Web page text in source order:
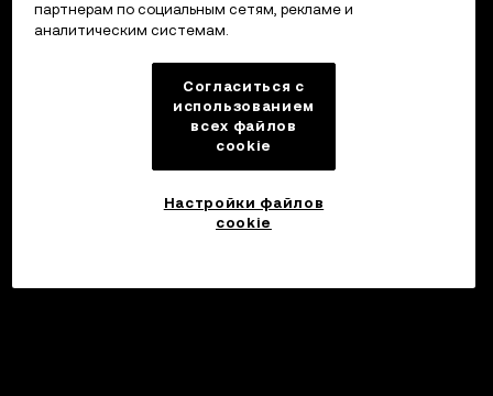
партнерам по социальным сетям, рекламе и
аналитическим системам.
Согласиться с
использованием
всех файлов
cookie
Настройки файлов
cookie